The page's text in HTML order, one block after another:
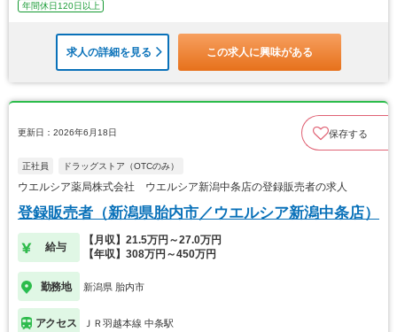
年間休日120日以上
求人の詳細を見る この求人に興味がある
更新日：2026年6月18日 保存する
正社員 ドラッグストア（OTCのみ）
ウエルシア薬局株式会社 ウエルシア新潟中条店の登録販売者の求人
登録販売者（新潟県胎内市／ウエルシア新潟中条店）
給与
【月収】21.5万円～27.0万円
【年収】308万円～450万円
勤務地 新潟県 胎内市
アクセス ＪＲ羽越本線 中条駅